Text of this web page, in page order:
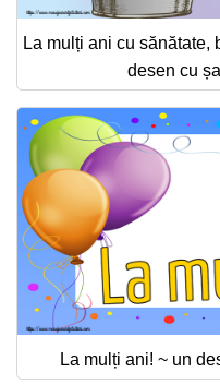
La mulți ani cu sănătate,
desen cu
La mulți ani! ~ un